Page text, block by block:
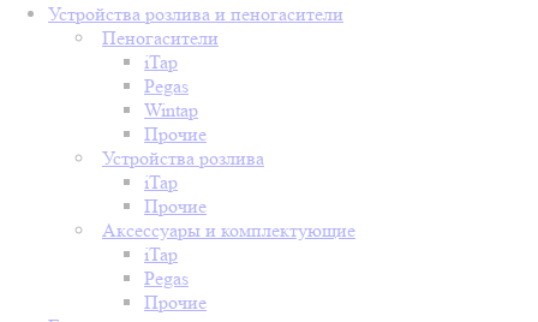
Устройства розлива и пеногасители
Пеногасители
iTap
Pegas
Wintap
Прочие
Устройства розлива
iTap
Прочие
Аксессуары и комплектующие
iTap
Pegas
Прочие